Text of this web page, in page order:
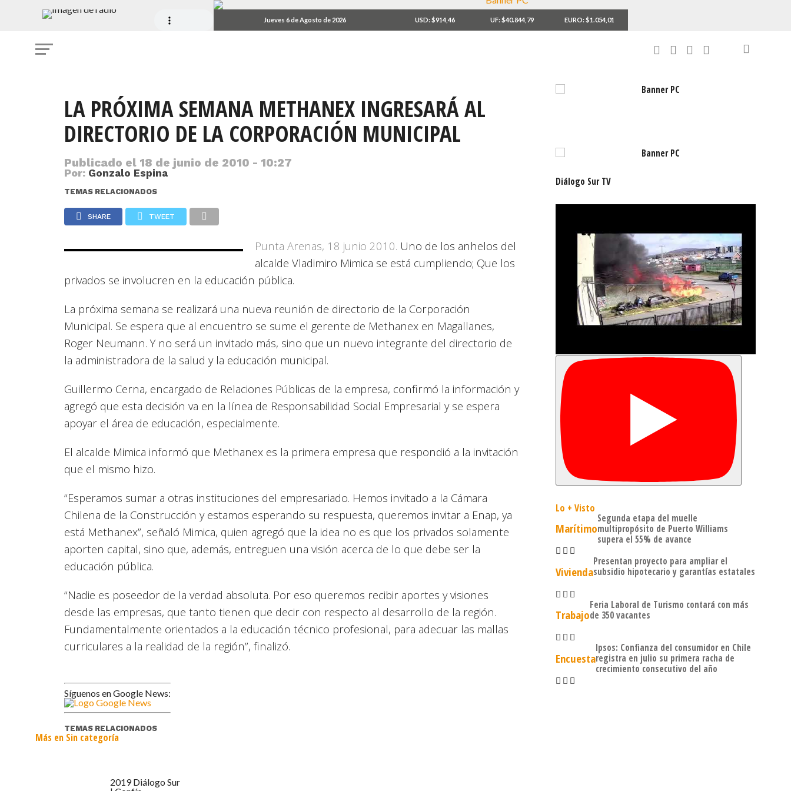
Jueves 6 de Agosto de 2026 USD: $914,46 UF: $40.844,79 EURO: $1.054,01
LA PRÓXIMA SEMANA METHANEX INGRESARÁ AL
DIRECTORIO DE LA CORPORACIÓN MUNICIPAL
Publicado el 18 de junio de 2010 - 10:27
Por: Gonzalo Espina
TEMAS RELACIONADOS
SHARE TWEET
Punta Arenas, 18 junio 2010. Uno de los anhelos del
alcalde Vladimiro Mimica se está cumpliendo; Que los
privados se involucren en la educación pública.
La próxima semana se realizará una nueva reunión de directorio de la Corporación
Municipal. Se espera que al encuentro se sume el gerente de Methanex en Magallanes,
Roger Neumann. Y no será un invitado más, sino que un nuevo integrante del directorio de
la administradora de la salud y la educación municipal.
Guillermo Cerna, encargado de Relaciones Públicas de la empresa, confirmó la información y
agregó que esta decisión va en la línea de Responsabilidad Social Empresarial y se espera
apoyar el área de educación, especialmente.
El alcalde Mimica informó que Methanex es la primera empresa que respondió a la invitación
que el mismo hizo.
“Esperamos sumar a otras instituciones del empresariado. Hemos invitado a la Cámara
Chilena de la Construcción y estamos esperando su respuesta, queremos invitar a Enap, ya
está Methanex”, señaló Mimica, quien agregó que la idea no es que los privados solamente
aporten capital, sino que, además, entreguen una visión acerca de lo que debe ser la
educación pública.
“Nadie es poseedor de la verdad absoluta. Por eso queremos recibir aportes y visiones
desde las empresas, que tanto tienen que decir con respecto al desarrollo de la región.
Fundamentalmente orientados a la educación técnico profesional, para adecuar las mallas
curriculares a la realidad de la región”, finalizó.
Síguenos en Google News:
TEMAS RELACIONADOS
Más en Sin categoría
Diálogo Sur TV
Lo + Visto
Marítimo
Segunda etapa del muelle
multipropósito de Puerto Williams
supera el 55% de avance
Vivienda
Presentan proyecto para ampliar el
subsidio hipotecario y garantías estatales
Trabajo
Feria Laboral de Turismo contará con más
de 350 vacantes
Encuesta
Ipsos: Confianza del consumidor en Chile
registra en julio su primera racha de
crecimiento consecutivo del año
2019 Diálogo Sur